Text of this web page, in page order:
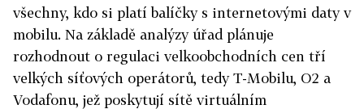
všechny, kdo si platí balíčky s internetovými daty v
mobilu. Na základě analýzy úřad plánuje
rozhodnout o regulaci velkoobchodních cen tří
velkých síťových operátorů, tedy T-Mobilu, O2 a
Vodafonu, jež poskytují sítě virtuálním